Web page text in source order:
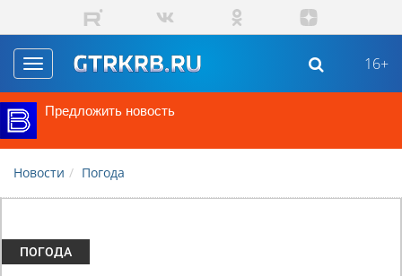
Перейти к основному содержанию
Toggle
navigation
16+
Предложить новость
Новости Погода
ПОГОДА